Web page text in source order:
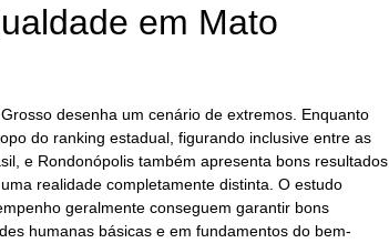
em Mato
desenha um cenário de extremos. Enquanto
do ranking estadual, figurando inclusive entre as
e Rondonópolis também apresenta bons resultados
realidade completamente distinta. O estudo
geralmente conseguem garantir bons
humanas básicas e em fundamentos do bem-